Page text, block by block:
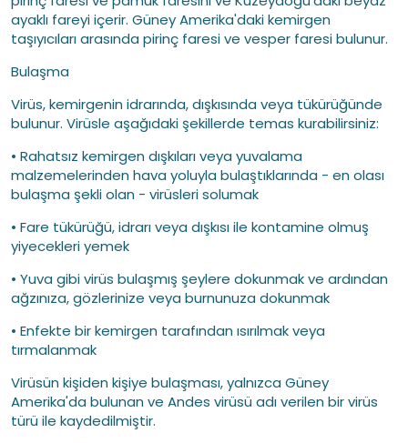
ayaklı fareyi içerir. Güney Amerika'daki kemirgen
taşıyıcıları arasında pirinç faresi ve vesper faresi bulunur.
Bulaşma
Virüs, kemirgenin idrarında, dışkısında veya tükürüğünde
bulunur. Virüsle aşağıdaki şekillerde temas kurabilirsiniz:
• Rahatsız kemirgen dışkıları veya yuvalama
malzemelerinden hava yoluyla bulaştıklarında - en olası
bulaşma şekli olan - virüsleri solumak
• Fare tükürüğü, idrarı veya dışkısı ile kontamine olmuş
yiyecekleri yemek
• Yuva gibi virüs bulaşmış şeylere dokunmak ve ardından
ağzınıza, gözlerinize veya burnunuza dokunmak
• Enfekte bir kemirgen tarafından ısırılmak veya
tırmalanmak
Virüsün kişiden kişiye bulaşması, yalnızca Güney
Amerika'da bulunan ve Andes virüsü adı verilen bir virüs
türü ile kaydedilmiştir.